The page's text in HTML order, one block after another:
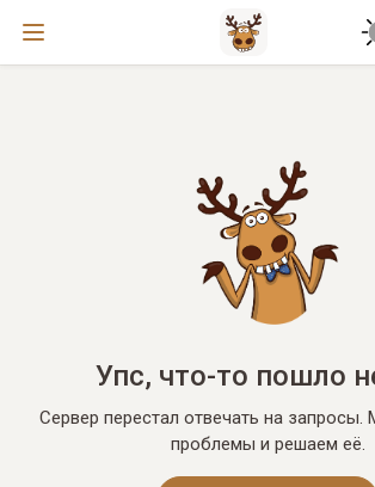
Упс, что-то пошло
Сервер перестал отвечать на запросы.
проблемы и решаем её.